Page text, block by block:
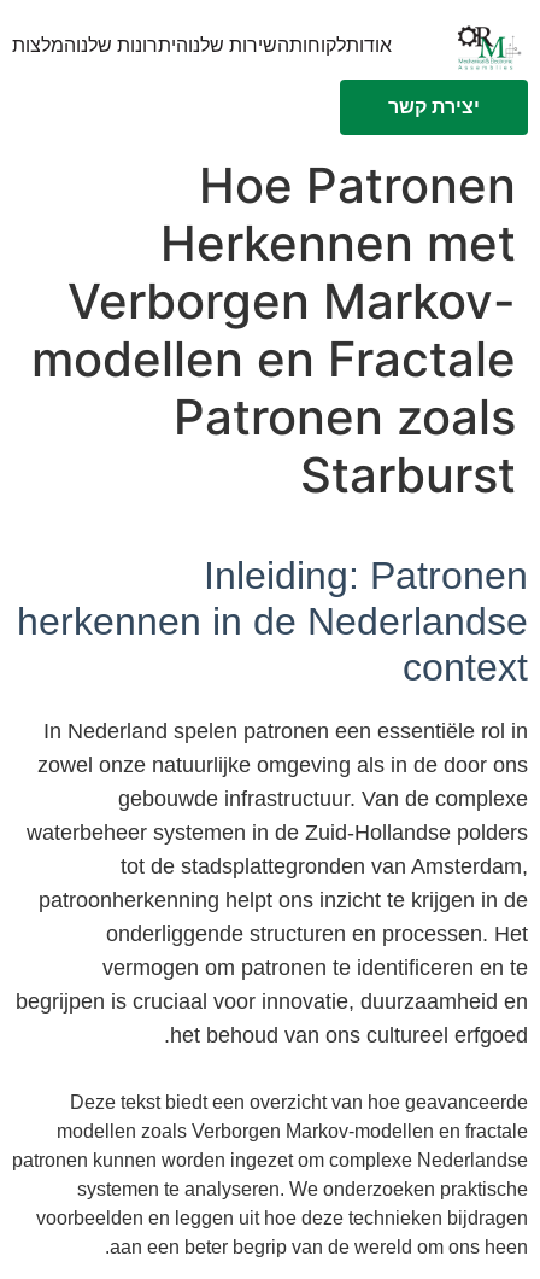
אודותלקוחותהשירות שלנוהיתרונות שלנוהמלצות
יצירת קשר
Hoe Patronen
Herkennen met
Verborgen Markov-
modellen en Fractale
Patronen zoals
Starburst
Inleiding: Patronen
herkennen in de Nederlandse
context
In Nederland spelen patronen een essentiële rol in
zowel onze natuurlijke omgeving als in de door ons
gebouwde infrastructuur. Van de complexe
waterbeheer systemen in de Zuid-Hollandse polders
tot de stadsplattegronden van Amsterdam,
patroonherkenning helpt ons inzicht te krijgen in de
onderliggende structuren en processen. Het
vermogen om patronen te identificeren en te
begrijpen is cruciaal voor innovatie, duurzaamheid en
het behoud van ons cultureel erfgoed.
Deze tekst biedt een overzicht van hoe geavanceerde
modellen zoals Verborgen Markov-modellen en fractale
patronen kunnen worden ingezet om complexe Nederlandse
systemen te analyseren. We onderzoeken praktische
voorbeelden en leggen uit hoe deze technieken bijdragen
aan een beter begrip van de wereld om ons heen.